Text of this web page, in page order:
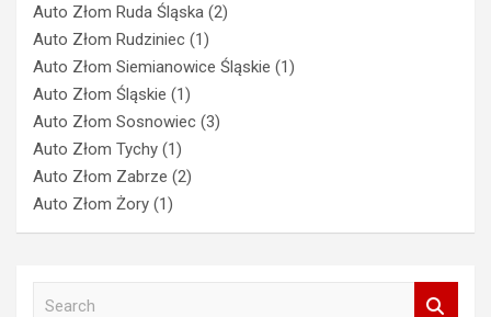
Auto Złom Ruda Śląska (2)
Auto Złom Rudziniec (1)
Auto Złom Siemianowice Śląskie (1)
Auto Złom Śląskie (1)
Auto Złom Sosnowiec (3)
Auto Złom Tychy (1)
Auto Złom Zabrze (2)
Auto Złom Żory (1)